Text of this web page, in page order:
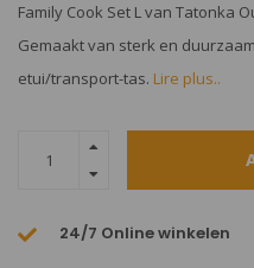
Family Cook Set L van Tatonka
Gemaakt van sterk en
etui/transport-tas. Lire plus..
24/7 Online winkelen